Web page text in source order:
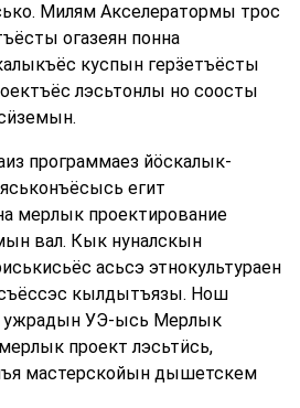
Милям Акселератормы трос
огазеян понна
куспын герӟетъёсты
лэсьтонлы но соосты
программаез йӧскалык-
егит
мерлык проектирование
вал. Кык нуналскын
асьсэ этнокультураен
кылдытъязы. Нош
ужрадын УЭ-ысь Мерлык
проект лэсьтӥсь,
мастерскойын дышетскем